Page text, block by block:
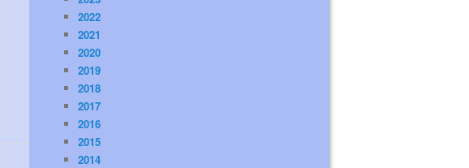
2022
2021
2020
2019
2018
2017
2016
2015
2014